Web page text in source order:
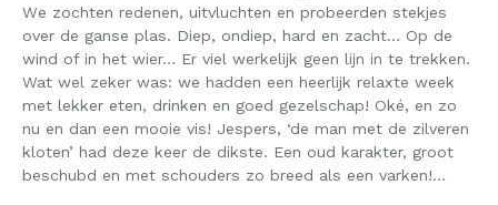
We zochten redenen, uitvluchten en probeerden stekjes
over de ganse plas. Diep, ondiep, hard en zacht… Op de
wind of in het wier… Er viel werkelijk geen lijn in te trekken.
Wat wel zeker was: we hadden een heerlijk relaxte week
met lekker eten, drinken en goed gezelschap! Oké, en zo
nu en dan een mooie vis! Jespers, ‘de man met de zilveren
kloten’ had deze keer de dikste. Een oud karakter, groot
beschubd en met schouders zo breed als een varken!…